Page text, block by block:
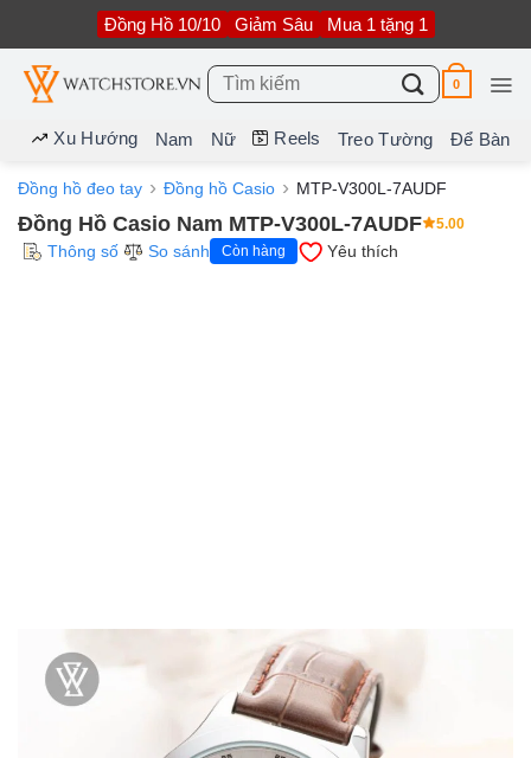
nội
dung
Đồng Hồ 10/10 Giảm Sâu Mua 1 tặng 1
Tìm
kiếm:
0
Xu Hướng Nam Nữ Reels Treo Tường Để Bàn
Đồng hồ đeo tay Đồng hồ Casio MTP-V300L-7AUDF
Đồng Hồ Casio Nam MTP-V300L-7AUDF 5.00
Thông số So sánh Còn hàng Yêu thích